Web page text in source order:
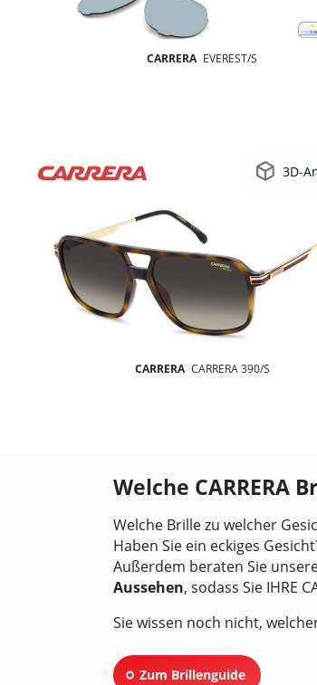
CARRERA EVEREST/S
CARRERA CARRERA 390/S
3D-
Welche CARRERA
Welche Brille zu welcher
Haben Sie ein eckiges
Außerdem beraten Sie
Aussehen, sodass Sie IHRE
Sie wissen noch nicht,
Zum Brillenguide